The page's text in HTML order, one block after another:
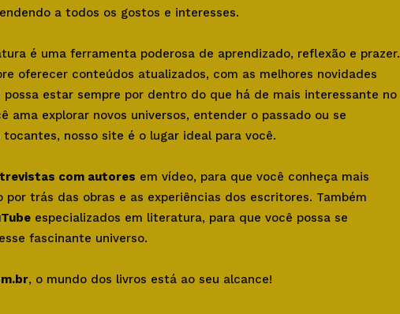
a todos os gostos e interesses.
é uma ferramenta poderosa de aprendizado, reflexão e prazer.
oferecer conteúdos atualizados, com as melhores novidades
estar sempre por dentro do que há de mais interessante no
ama explorar novos universos, entender o passado ou se
nosso site é o lugar ideal para você.
com autores em vídeo, para que você conheça mais
por trás das obras e as experiências dos escritores. Também
especializados em literatura, para que você possa se
fascinante universo.
, o mundo dos livros está ao seu alcance!